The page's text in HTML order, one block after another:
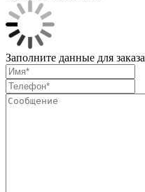
Заполните данные для заказа